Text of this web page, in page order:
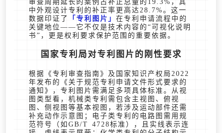
审查周期延长的案例占补正总量的19.3%，其
中外观设计专利的补正率更高达28.7%。这一
数据印证了
专利图片
在专利申请流程中的
关键地位——它不仅是技术内容的“可视化说明
书”，更是权利要求保护范围的重要依据。
国家专利局对专利图片的刚性要求
根据《专利审查指南》及国家知识产权局2022
年发布的《关于规范专利申请文件形式要求的
通知》，专利图片需满足多项具体标准。从视
图类型看，机械类专利需包含主视图、俯视
图、侧视图等基本视图，若涉及运动部件还需
补充动作示意图；电子类专利的电路图需用规
范符号（如GB/T 4728标准），且实线表示连